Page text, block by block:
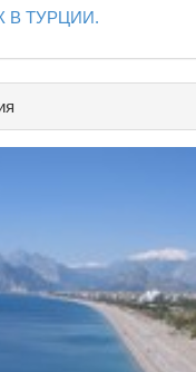
В ТУРЦИИ.